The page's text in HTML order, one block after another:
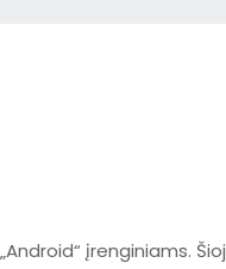
įrenginiams.